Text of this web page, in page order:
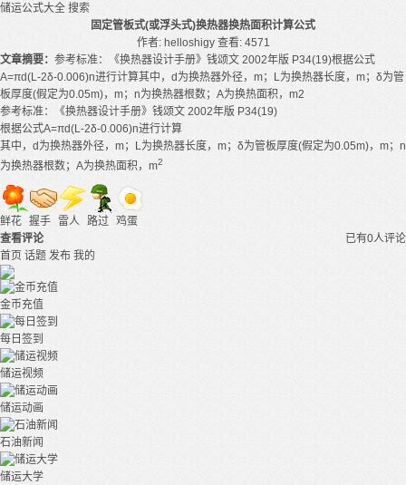
储运公式大全 搜索
固定管板式(或浮头式)换热器换热面积计算公式
作者: helloshigy 查看: 4571
文章摘要： 参考标准：《换热器设计手册》钱颂文 2002年版 P34(19)根据公式
A=πd(L-2δ-0.006)n进行计算其中，d为换热器外径，m；L为换热器长度，m；δ为管
板厚度(假定为0.05m)，m；n为换热器根数；A为换热面积，m2
参考标准：《换热器设计手册》钱颂文 2002年版 P34(19)
根据公式A=πd(L-2δ-0.006)n进行计算
其中，d为换热器外径，m；L为换热器长度，m；δ为管板厚度(假定为0.05m)，m；n
为换热器根数；A为换热面积，m2
鲜花 握手 雷人 路过 鸡蛋
已有0人评论
查看评论
首页 话题 发布 我的
金币充值
每日签到
储运视频
储运动画
石油新闻
储运大学